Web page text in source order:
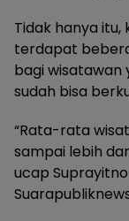
Tidak hanya itu,
terdapat
bagi
sudah bisa
“Rata-rata
sampai lebih
ucap